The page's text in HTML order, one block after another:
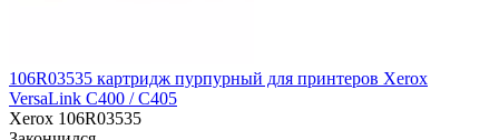
106R03535 картридж пурпурный для принтеров Xerox
VersaLink C400 / C405
Xerox 106R03535